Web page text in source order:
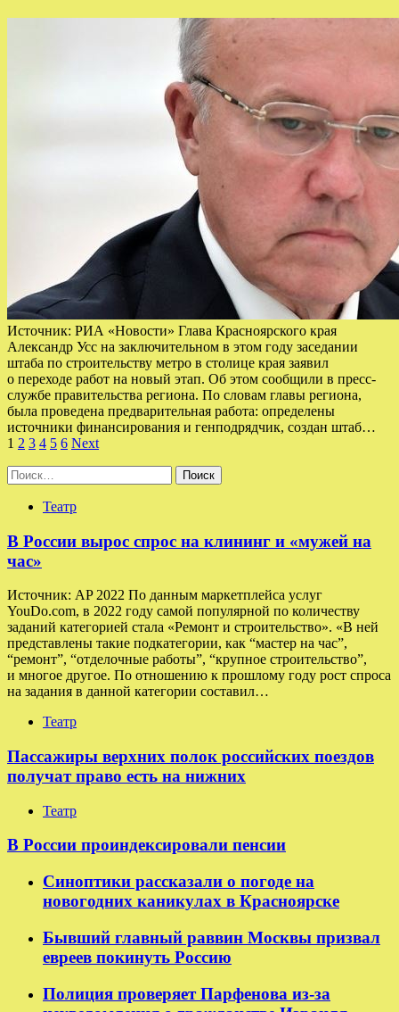
Источник: РИА «Новости» Глава Красноярского края
Александр Усс на заключительном в этом году заседании
штаба по строительству метро в столице края заявил
о переходе работ на новый этап. Об этом сообщили в пресс-
службе правительства региона. По словам главы региона,
была проведена предварительная работа: определены
источники финансирования и генподрядчик, создан штаб…
Пагинация
записей
1 2 3 4 5 6 Next
Найти:
Театр
В России вырос спрос на клининг и «мужей на
час»
Источник: AP 2022 По данным маркетплейса услуг
YouDo.com, в 2022 году самой популярной по количеству
заданий категорией стала «Ремонт и строительство». «В ней
представлены такие подкатегории, как “мастер на час”,
“ремонт”, “отделочные работы”, “крупное строительство”,
и многое другое. По отношению к прошлому году рост спроса
на задания в данной категории составил…
Театр
Пассажиры верхних полок российских поездов
получат право есть на нижних
Театр
В России проиндексировали пенсии
Синоптики рассказали о погоде на
новогодних каникулах в Красноярске
Бывший главный раввин Москвы призвал
евреев покинуть Россию
Полиция проверяет Парфенова из-за